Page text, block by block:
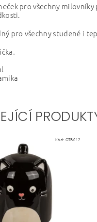
pro všechny
pro všechny studené i
Kód: OTB012